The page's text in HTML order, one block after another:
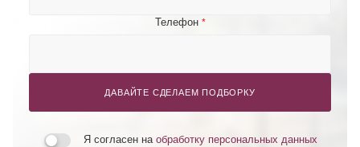
Телефон *
ДАВАЙТЕ СДЕЛАЕМ ПОДБОРКУ
Я согласен на обработку персональных данных